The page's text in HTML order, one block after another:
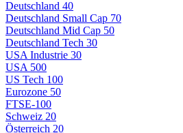
Deutschland 40
Deutschland Small Cap 70
Deutschland Mid Cap 50
Deutschland Tech 30
USA Industrie 30
USA 500
US Tech 100
Eurozone 50
FTSE-100
Schweiz 20
Österreich 20